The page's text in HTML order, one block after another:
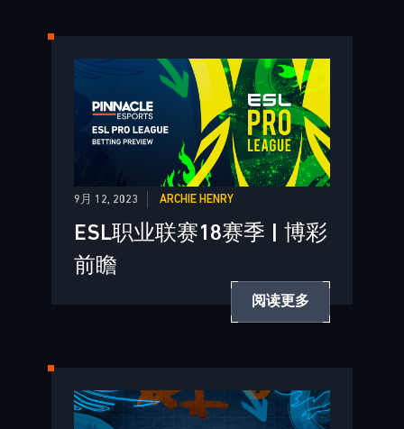
9月 12, 2023 ARCHIE HENRY
ESL职业联赛18赛季 | 博彩
前瞻
阅读更多